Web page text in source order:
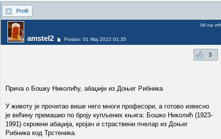
Profil
amstel2 Poslao: 01 Maj 2022 01:35
Idi na vrh
3
Прича о Бошку Николићу, абаџији из Доњег Рибника
У животу је прочитао више него многи професори, а готово извесно
је већину премашио по броју купљених књига: Бошко Николић (1923-
1991) скромни абаџија, кројач и страствени пчелар из Доњег
Рибника код Трстеника.